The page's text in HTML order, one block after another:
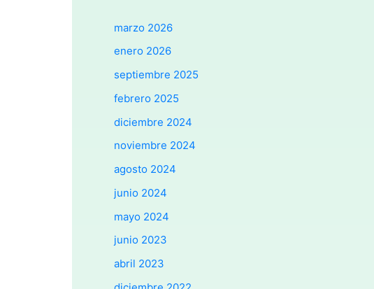
marzo 2026
enero 2026
septiembre 2025
febrero 2025
diciembre 2024
noviembre 2024
agosto 2024
junio 2024
mayo 2024
junio 2023
abril 2023